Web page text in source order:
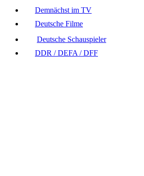
Demnächst im TV
Deutsche Filme
Deutsche Schauspieler
DDR / DEFA / DFF